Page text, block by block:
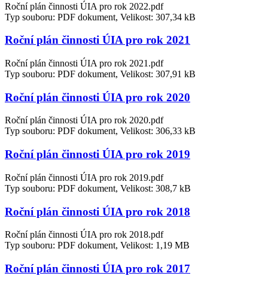
Roční plán činnosti ÚIA pro rok 2022.pdf
Typ souboru: PDF dokument, Velikost: 307,34 kB
Roční plán činnosti ÚIA pro rok 2021
Roční plán činnosti ÚIA pro rok 2021.pdf
Typ souboru: PDF dokument, Velikost: 307,91 kB
Roční plán činnosti ÚIA pro rok 2020
Roční plán činnosti ÚIA pro rok 2020.pdf
Typ souboru: PDF dokument, Velikost: 306,33 kB
Roční plán činnosti ÚIA pro rok 2019
Roční plán činnosti ÚIA pro rok 2019.pdf
Typ souboru: PDF dokument, Velikost: 308,7 kB
Roční plán činnosti ÚIA pro rok 2018
Roční plán činnosti ÚIA pro rok 2018.pdf
Typ souboru: PDF dokument, Velikost: 1,19 MB
Roční plán činnosti ÚIA pro rok 2017